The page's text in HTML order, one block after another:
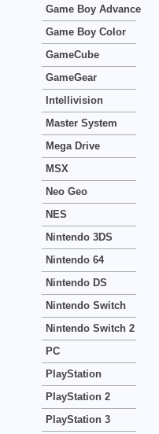
Game Boy Advance
Game Boy Color
GameCube
GameGear
Intellivision
Master System
Mega Drive
MSX
Neo Geo
NES
Nintendo 3DS
Nintendo 64
Nintendo DS
Nintendo Switch
Nintendo Switch 2
PC
PlayStation
PlayStation 2
PlayStation 3